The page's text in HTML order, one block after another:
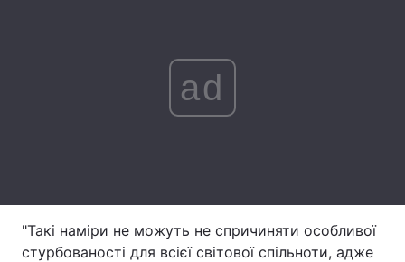
Тема оформлення
ad
"Такі наміри не можуть не спричиняти особливої
стурбованості для всієї світової спільноти, адже